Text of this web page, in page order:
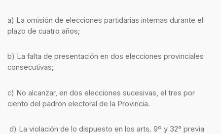
a) La omisión de elecciones partidarias internas durante el
plazo de cuatro años;
b) La falta de presentación en dos elecciones provinciales
consecutivas;
c) No alcanzar, en dos elecciones sucesivas, el tres por
ciento del padrón electoral de la Provincia.
d) La violación de lo dispuesto en los arts. 9º y 32° previa